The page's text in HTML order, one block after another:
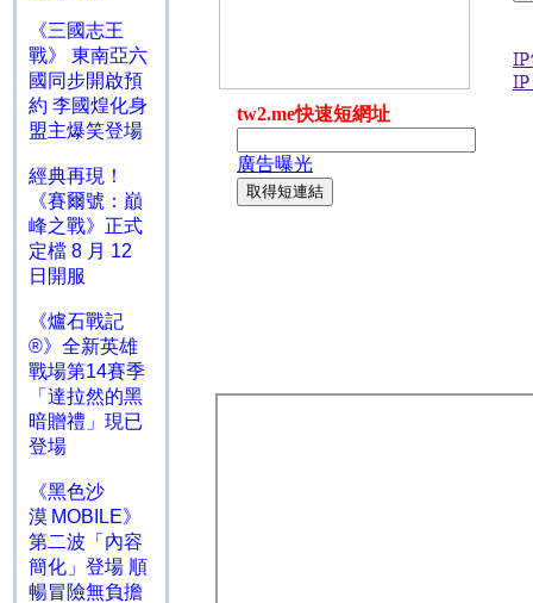
《三國志王
戰》 東南亞六
國同步開啟預
約 李國煌化身
盟主爆笑登場
經典再現！
《賽爾號：巔
峰之戰》正式
定檔 8 月 12
日開服
《爐石戰記
®》全新英雄
戰場第14賽季
「達拉然的黑
暗贈禮」現已
登場
《黑色沙
漠 MOBILE》
第二波「內容
簡化」登場 順
暢冒險無負擔